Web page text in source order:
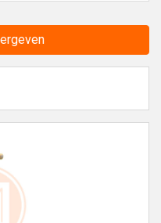
enSKS
gereedschappen,